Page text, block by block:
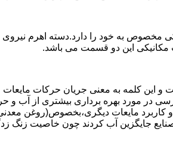
مخصوص به خود را دارد.دسته اهرم
مکانیکی این دو قسمت می باشد.
و این کلمه به معنی جریان حرکات
در مورد بهره برداری بیشتری از
کاربرد مایعات دیگری،بخصوص(روغن
جایگزین آب کردند چون خاصیت زنگ